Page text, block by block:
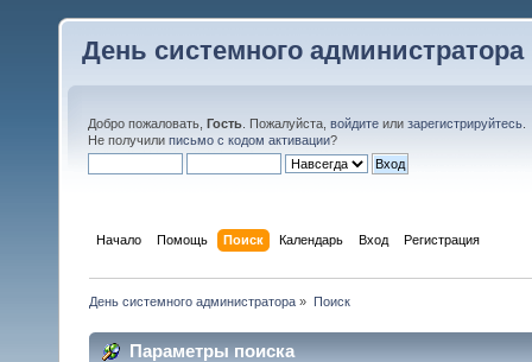
День системного администратора
Добро пожаловать, Гость . Пожалуйста, войдите или зарегистрируйтесь
Не получили письмо с кодом активации?
Начало Помощь Поиск Календарь Вход Регистрация
День системного администратора » Поиск
Параметры поиска